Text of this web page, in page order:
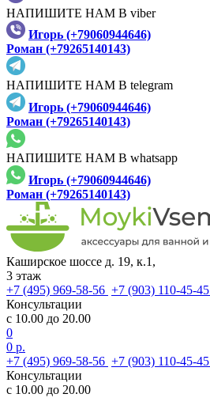
НАПИШИТЕ НАМ В viber
Игорь (+79060944646)
Роман (+79265140143)
НАПИШИТЕ НАМ В telegram
Игорь (+79060944646)
Роман (+79265140143)
НАПИШИТЕ НАМ В whatsapp
Игорь (+79060944646)
Роман (+79265140143)
Каширское шоссе д. 19, к.1,
3 этаж
+7 (495) 969-58-56 +7 (903) 110-45-45
Консультации
с 10.00 до 20.00
0
0 р.
+7 (495) 969-58-56 +7 (903) 110-45-45
Консультации
с 10.00 до 20.00